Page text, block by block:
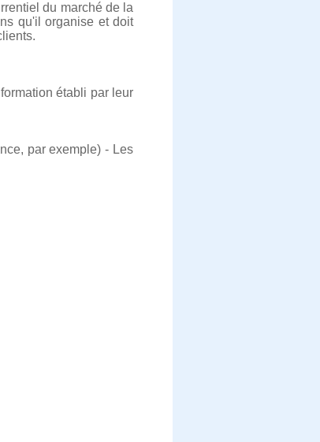
du marché de la
qu'il organise et doit
établi par leur
par exemple) - Les